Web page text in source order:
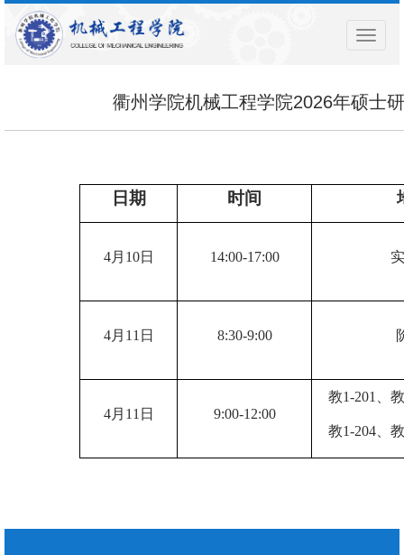
导
单
衢州学院机械工程学院2026年硕士
日期 时间
4月 10日 14:00-17:00 实
4月 11 日 8:30-9:00
4月 11 日 9:00-12:00
教1-201 、教
教1-204、教